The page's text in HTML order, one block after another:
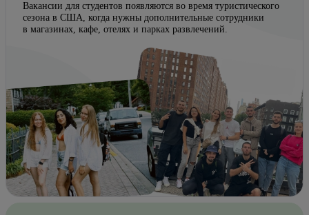
Вакансии для студентов появляются во время туристического
сезона в США, когда нужны дополнительные сотрудники
в магазинах, кафе, отелях и парках развлечений.